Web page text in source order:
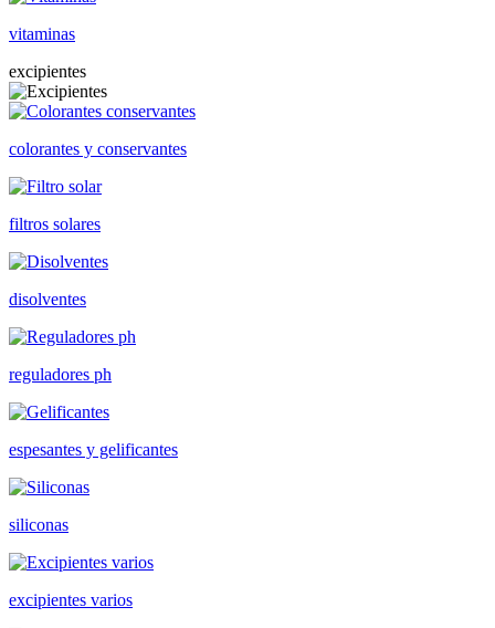
vitaminas
excipientes
colorantes y conservantes
filtros solares
disolventes
reguladores ph
espesantes y gelificantes
siliconas
excipientes varios